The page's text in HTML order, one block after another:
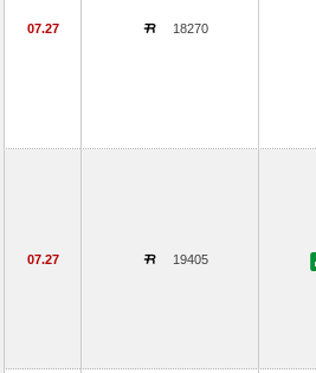
07.27 18270
07.27 19405